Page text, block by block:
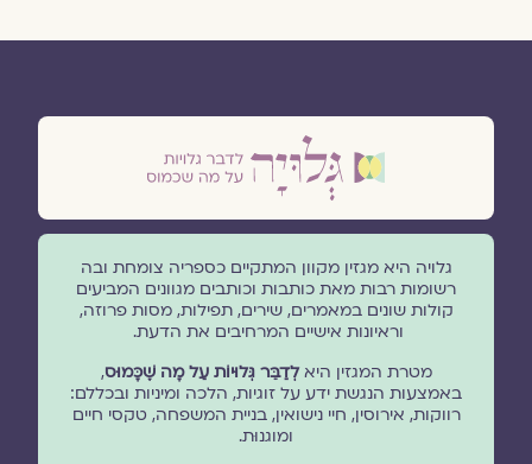
גלויה היא מגזין מקוון המתקיים כספריה צומחת ובה
רשומות רבות מאת כותבות וכותבים מגוונים המביעים
קולות שונים במאמרים, שירים, תפילות, מסות פרוזה,
וראיונות אישיים המרחיבים את הדעת.
מטרת המגזין היאלְדַבֵּר גְּלוּיוֹת עַל מָה שֶׁכָּמוּס,
באמצעות הנגשת ידע על זוגיות, הלכה ומיניות ובכללם:
רווקות, אירוסין, חיי נישואין, בניית המשפחה, טקסי חיים
ומוגנוּת.